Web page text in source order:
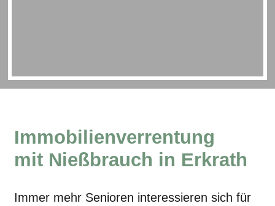
Immobilienverrentung
mit Nießbrauch in Erkrath
Immer mehr Senioren interessieren sich für